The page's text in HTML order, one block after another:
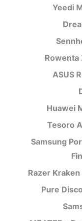
Yeedi
Rowenta
ASUS
Huawei
Tesoro
Samsung
Razer
Pure